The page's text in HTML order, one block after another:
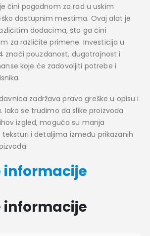
čini pogodnom za rad u uskim
dostupnim mestima. Ovaj alat je
dodacima, što ga čini
za različite primene. Investicija u
znači pouzdanost, dugotrajnost i
koje će zadovoljiti potrebe i
zadržava pravo greške u opisu i
Iako se trudimo da slike proizvoda
izgled, moguća su manja
i detaljima između prikazanih
informacije
informacije